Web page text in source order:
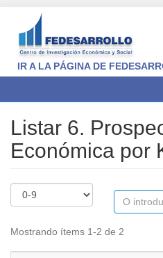
IR A LA PÁGINA DE
Listar 6.
Económica por
Mostrando ítems 1-2 de 2